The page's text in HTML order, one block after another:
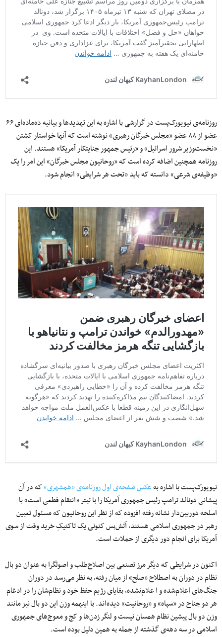
روزنامه‌ی نیویورک‌پست در گزارشی با اشاره به این تهدیدها و بیانیه ده‌ماده‌ای ۶۶
عضو از ۸۸ عضو «مجلس خبرگان رهبری» نوشته است که آنها خواستار کشتن
«نخست‌وزیر شرور اسرائیل» و «رئیس‌ جمهور جنایتکار آمریکا» هستند. این
روزنامه همچنین اضافه کرده است که «روحانیون مجلس خبرگان» این امر را یک
«وظیفه‌ی شرعی» دانسته که باید «تحت هر شرایطی» انجام شود.
نیویورک‌پست با اشاره بهعکس صفحه‌ی اول روزنامه‌ی «همشهری»که در آن
پیشانی دونالد ترامپ رئیس‌ جمهوری آمریکا را با تیتر «انتقام قطعی است» با
اسلحه دوربین‌دار نشانه رفته افزوده که از نظر این روحانیون که مسئول تعیین
رهبر در جمهوری اسلامی هستند، آتش‌بس کنونی یک تاکتیکِ خرید وقت از سوی
آمریکا برای انجام دور دیگری از حملات است.
اکنون در شرایطی که دیگر مرز تصنعی بین اصلاح‌طلب و اصولگرا به عنوان دو بال
نظام در دوران به اصطلاح «صلح» از میان رفته، به نظر می‌رسد در دوران
جنگ‌های اعلام‌شده و ا علام‌نشده، بقایای رژیم حفظ خود و نظام‌شان را در ادغام
هر دو جناح در «سپاه» و «روحانیت» دیده‌اند. با اینهمه وزن این دو بال نیز مانند
وزن دو بال پیشین نظام همسان نیست و لنگر زدن‌ها و کج و معوج‌های جمهوری
اسلامی در سه دهه‌ی گذشته از جمله به همین دلیل بوده است.